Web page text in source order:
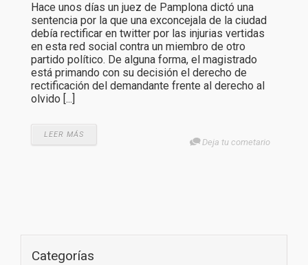
Hace unos días un juez de Pamplona dictó una
sentencia por la que una exconcejala de la ciudad
debía rectificar en twitter por las injurias vertidas
en esta red social contra un miembro de otro
partido político. De alguna forma, el magistrado
está primando con su decisión el derecho de
rectificación del demandante frente al derecho al
olvido [...]
LEER MÁS
Deja tu cometario
Categorías